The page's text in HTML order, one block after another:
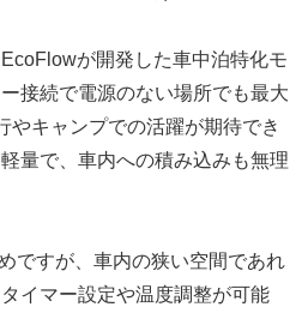
が開発した車中泊特化モ
接続で電源のない場所でも最大
やキャンプでの活躍が期待でき
量で、車内への積み込みも無理
ですが、車内の狭い空間であれ
イマー設定や温度調整が可能